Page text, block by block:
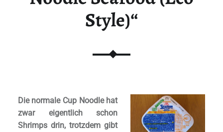
Style)“
Die normale Cup Noodle hat
zwar eigentlich schon
Shrimps drin, trotzdem gibt